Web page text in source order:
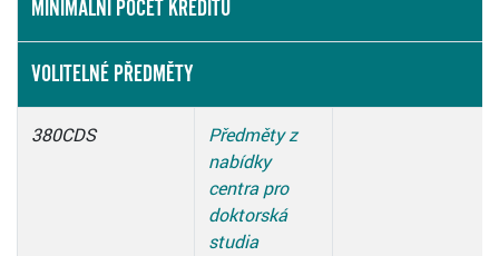
MINIMÁLNÍ POČET KREDITŮ
VOLITELNÉ PŘEDMĚTY
380CDS
Předměty z
nabídky
centra pro
doktorská
studia